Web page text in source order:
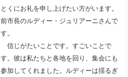
とくにお礼を申し上げたい方がいます。
前市長のルディー・ジュリアーニさんで
す。
信じがたいことです。すごいことで
す。彼は私たちと各地を回り、集会にも
参加してくれました。ルディーは揺るぎ